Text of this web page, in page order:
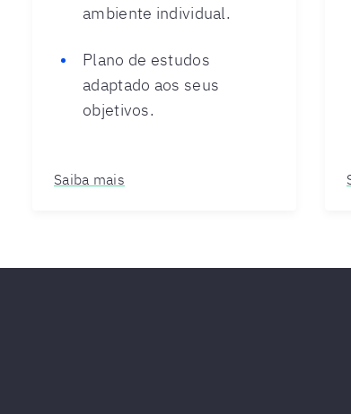
ambiente individual.
Plano de estudos
adaptado aos seus
objetivos.
Saiba mais